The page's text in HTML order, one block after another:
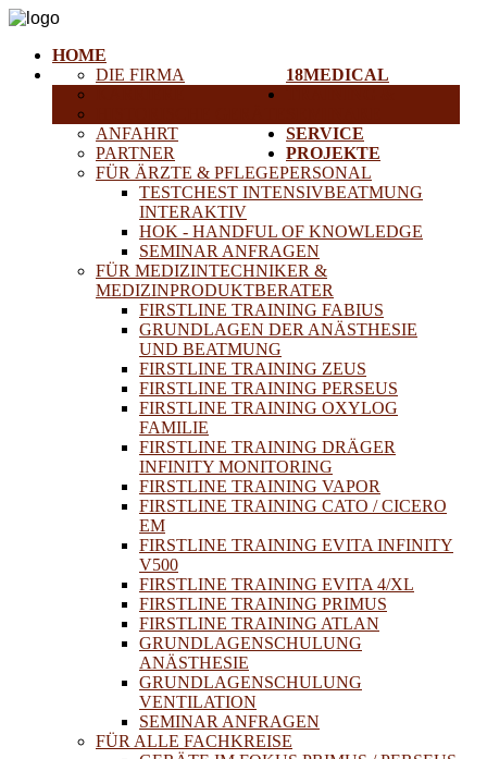
HOME
18MEDICAL
DIE FIRMA
ANFAHRT
PARTNER
FÜR ÄRZTE & PFLEGEPERSONAL
TESTCHEST INTENSIVBEATMUNG
INTERAKTIV
HOK - HANDFUL OF KNOWLEDGE
SEMINAR ANFRAGEN
FÜR MEDIZINTECHNIKER &
MEDIZINPRODUKTBERATER
FIRSTLINE TRAINING FABIUS
GRUNDLAGEN DER ANÄSTHESIE
UND BEATMUNG
FIRSTLINE TRAINING ZEUS
FIRSTLINE TRAINING PERSEUS
FIRSTLINE TRAINING OXYLOG
FAMILIE
FIRSTLINE TRAINING DRÄGER
INFINITY MONITORING
FIRSTLINE TRAINING VAPOR
FIRSTLINE TRAINING CATO / CICERO
EM
FIRSTLINE TRAINING EVITA INFINITY
V500
FIRSTLINE TRAINING EVITA 4/XL
FIRSTLINE TRAINING PRIMUS
FIRSTLINE TRAINING ATLAN
GRUNDLAGENSCHULUNG
ANÄSTHESIE
GRUNDLAGENSCHULUNG
VENTILATION
SEMINAR ANFRAGEN
FÜR ALLE FACHKREISE
SERVICE
PROJEKTE